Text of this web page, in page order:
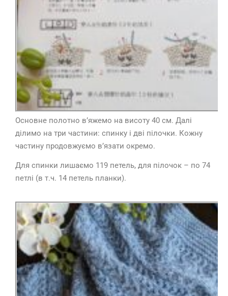
Основне полотно в’яжемо на висоту 40 см. Далі
ділимо на три частини: спинку і дві пілочки. Кожну
частину продовжуємо в’язати окремо.
Для спинки лишаємо 119 петель, для пілочок – по 74
петлі (в т.ч. 14 петель планки).